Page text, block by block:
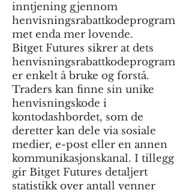
inntjening gjennom
henvisningsrabattkodeprogram
met enda mer lovende.
Bitget Futures sikrer at dets
henvisningsrabattkodeprogram
er enkelt å bruke og forstå.
Traders kan finne sin unike
henvisningskode i
kontodashbordet, som de
deretter kan dele via sosiale
medier, e-post eller en annen
kommunikasjonskanal. I tillegg
gir Bitget Futures detaljert
statistikk over antall venner